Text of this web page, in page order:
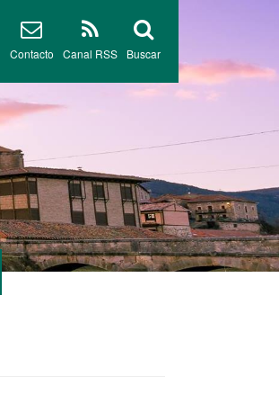
Buscar
Canal RSS
Contacto